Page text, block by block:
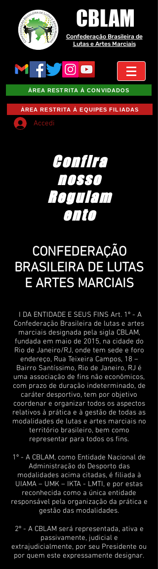
CBLAM
Confederação Brasileira de
Lutas e Artes Marciais
ÁREA RESTRITA À CONVIDADOS
ÁREA RESTRITA À EQUIPES FILIADAS
Accedi
Confira
nosso
Regulam
ento
CONFEDERAÇÃO
BRASILEIRA DE LUTAS
E ARTES MARCIAIS
I DA ENTIDADE E SEUS FINS Art. 1º - A
Confederação Brasileira de lutas e artes
marciais designada pela sigla CBLAM,
fundada em maio de 2015, na cidade do
Rio de Janeiro/RJ, onde tem sede e foro
endereço, Rua Teixeira Campos, 18 –
Bairro Santíssimo, Rio de Janeiro, RJ é
uma associação de fins não econômicos,
com prazo de duração indeterminado, de
caráter desportivo, tem por objetivo
coordenar e organizar todos os aspectos
relativos à prática e à gestão de todas as
modalidades de lutas e artes marciais no
território brasileiro, bem como
representar para todos os fins.
1º - A CBLAM, como Entidade Nacional de
Administração do Desporto das
modalidades acima citadas, é filiada à
UIAMA – UMK – IKTA - LMTI, e por estas
reconhecida como a única entidade
responsável pela organização da prática e
gestão das modalidades.
2º - A CBLAM será representada, ativa e
passivamente, judicial e
extrajudicialmente, por seu Presidente ou
por quem este expressamente designar.